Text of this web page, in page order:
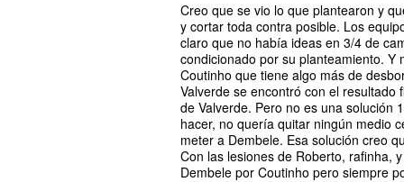
Creo que se vio lo que plantearon y
y cortar toda contra posible. Los
claro que no había ideas en 3/4 de
condicionado por su planteamiento. Y
Coutinho que tiene algo más de
Valverde se encontró con el
de Valverde. Pero no es una solución
hacer, no quería quitar ningún medio
meter a Dembele. Esa solución creo
Con las lesiones de Roberto, rafinha,
Dembele por Coutinho pero siempre